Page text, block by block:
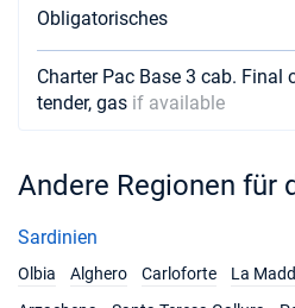
Obligatorisches
Charter Pac Base 3 cab. Final
tender, gas if available
Andere Regionen für
Sardinien
Olbia
Alghero Carloforte La